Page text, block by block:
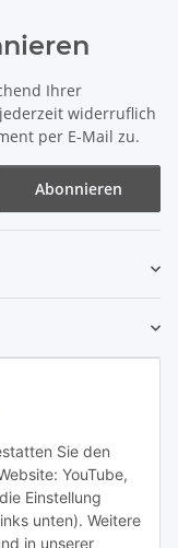
Sie den
YouTube,
Einstellung
unten). Weitere
in unserer
Ihrer
widerruflich
per E-Mail zu.
Abonnieren